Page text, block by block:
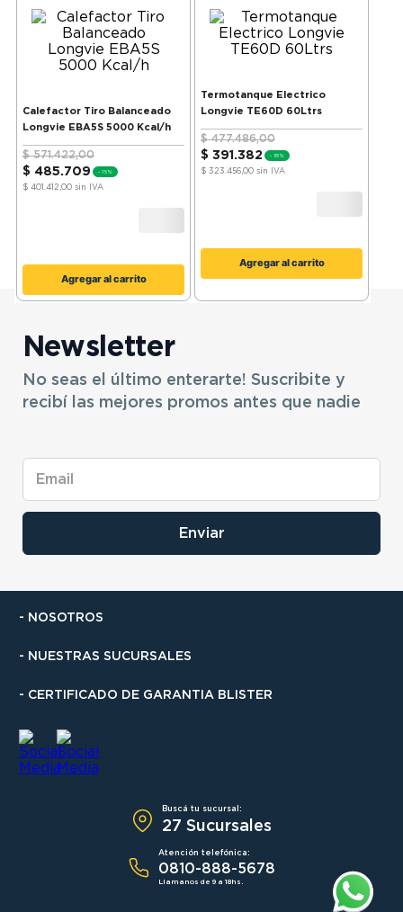
Calefactor Tiro Balanceado
Longvie EBA5S 5000 Kcal/h
$ 571.422,00
$ 485.709 -15%
$ 401.412,00 sin IVA
Agregar al carrito
Termotanque Electrico
Longvie TE60D 60Ltrs
$ 477.486,00
$ 391 .382 - 18%
$ 323.456,00 sin IVA
Agregar al carrito
Newsletter
No seas el último enterarte! Suscribite y
recibí las mejores promos antes que nadie
Enviar
- NOSOTROS
- NUESTRAS SUCURSALES
- CERTIFICADO DE GARANTIA BLISTER
Buscá tu sucursal:
27 Sucursales
Atención telefónica:
0810-888-5678
Llamanos de 9 a 18hs.